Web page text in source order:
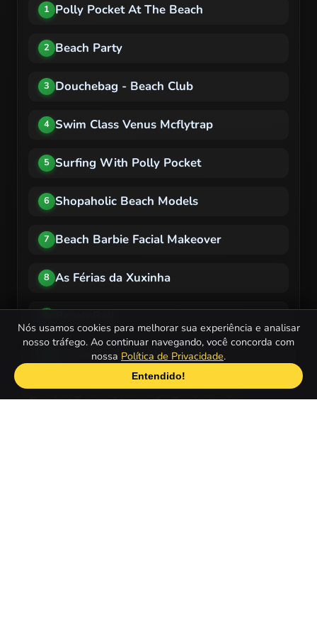
1 Polly Pocket At The Beach
2 Beach Party
3 Douchebag - Beach Club
4 Swim Class Venus Mcflytrap
5 Surfing With Polly Pocket
6 Shopaholic Beach Models
7 Beach Barbie Facial Makeover
8 As Férias da Xuxinha
Hottie Obtém impertinente
Quais são os Jogos de Praia mais
Nós usamos cookies para melhorar sua experiência e analisar
nosso tráfego. Ao continuar navegando, você concorda com
nossa Política de Privacidade.
Entendido!